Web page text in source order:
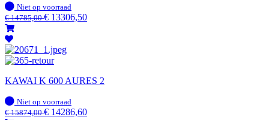
Op
voorraad
Niet op voorraad
€14785,00€ 13306,50
KAWAI K 600 AURES 2
Op
voorraad
Niet op voorraad
€15874,00€ 14286,60